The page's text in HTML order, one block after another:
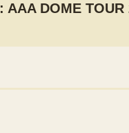
AAA DOME TOUR